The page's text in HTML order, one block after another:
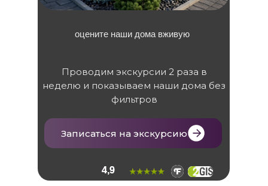
4,9
Записаться на экскурсию
Проводим экскурсии 2 раза в
неделю и показываем наши дома без
фильтров
оцените наши дома вживую